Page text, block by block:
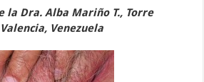
la Dra. Alba Mariño T., Torre
Venezuela